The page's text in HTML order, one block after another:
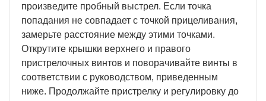
произведите пробный выстрел. Если точка
попадания не совпадает с точкой прицеливания,
замерьте расстояние между этими точками.
Открутите крышки верхнего и правого
пристрелочных винтов и поворачивайте винты в
соответствии с руководством, приведенным
ниже. Продолжайте пристрелку и регулировку до